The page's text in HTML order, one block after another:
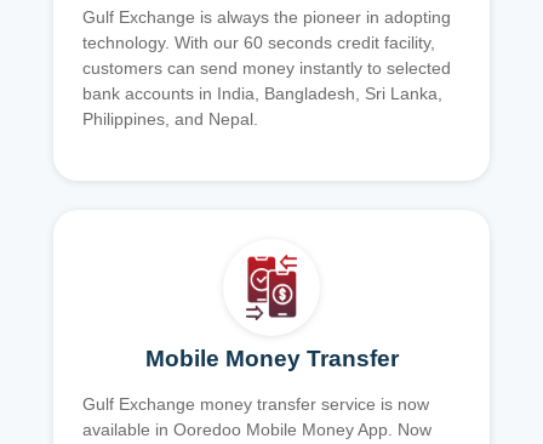
Gulf Exchange is always the pioneer in adopting
technology. With our 60 seconds credit facility,
customers can send money instantly to selected
bank accounts in India, Bangladesh, Sri Lanka,
Philippines, and Nepal.
Mobile Money Transfer
Gulf Exchange money transfer service is now
available in Ooredoo Mobile Money App. Now